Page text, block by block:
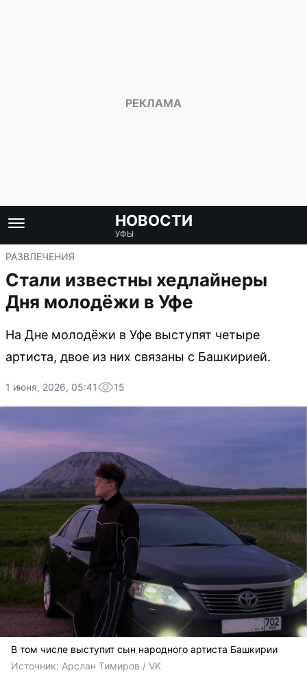
НОВОСТИ
УФЫ
РАЗВЛЕЧЕНИЯ
Стали известны хедлайнеры
Дня молодёжи в Уфе
На Дне молодёжи в Уфе выступят четыре
артиста, двое из них связаны с Башкирией.
1 июня, 2026, 05:41 15
В том числе выступит сын народного артиста Башкирии
Источник: Арслан Тимиров / VK